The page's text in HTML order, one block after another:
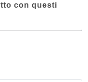
con questi